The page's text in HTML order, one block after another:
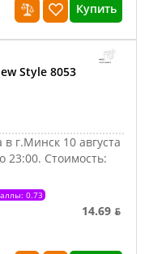
Купить
Style 8053
в г.Минск 10 августа
23:00. Стоимость:
0.73
14.69 ƃ